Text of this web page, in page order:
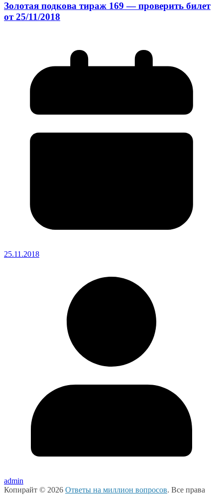
Золотая подкова тираж 169 — проверить билет
от 25/11/2018
25.11.2018
admin
Копирайт © 2026 Ответы на миллион вопросов. Все права